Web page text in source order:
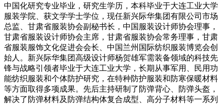
中国化研究专业毕业，研究生学历，本科毕业于大连工业大学
服装学院、获文学学士学位，现任新兴际华集团有限公司市场
总监、甘肃省服装协会副秘书长，中国服装设计师协会理事，
甘肃省服装设计师协会主席，甘肃省服装协会常务理事，甘肃
省服装服饰文化促进会会长、中国兰州国际纺织服装博览会创
始人。新兴际华集团高级设计师杨贺雄军需装备领域的科技先
锋与战略引领者毕业于大连工业大学，长期从事军用、民用功
能纺织服装和个体防护研究，在特种防护服装和防寒保暖材料
等方面取得多项成果。先后主持研制了防弹背心、防弹头盔，
解决了防弹材料及防弹结构体复合成型、高分子材料等一系列